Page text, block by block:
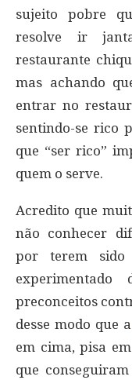
sujeito pobre
resolve ir
restaurante
mas achando
entrar no
sentindo-se rico
que “ser rico”
quem o serve.
Acredito que
não conhecer
por terem sido
preconceitos
desse modo que a
em cima, pisa
que